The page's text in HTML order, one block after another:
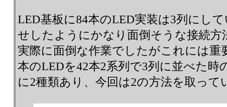
LED基板に84本のLED実装は3列にし
せしたようにかなり面倒そうな接続方
実際に面倒な作業でしたがこれには
本のLEDを42本2系列で3列に並べた時
に2種類あり、今回は2の方法を取って